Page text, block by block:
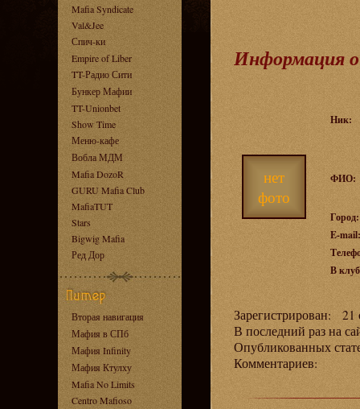
Mafia Syndicate
Val&Jee
Спич-ки
Empire of Liber
TT-Радио Сити
Бункер Мафии
TT-Unionbet
Show Time
Меню-кафе
Вобла МДМ
Mafia DozoR
GURU Mafia Club
MafiaTUT
Stars
Bigwig Mafia
Ред Дор
Вторая навигация
Мафия в СПб
Мафия Infinity
Мафия Ктулху
Mafia No Limits
Centro Mafioso
Информация о
нет
фото
Ник:
ФИО:
Город:
E-mail:
В
Зарегистрирован: 21
В последний раз на
Опубликованных
Комментариев: